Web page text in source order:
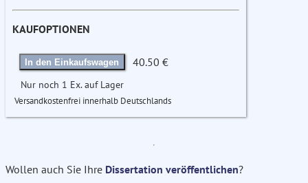
KAUFOPTIONEN
In den Einkaufswagen 40.50 €
Nur noch 1 Ex. auf Lager
Versandkostenfrei innerhalb Deutschlands
Wollen auch Sie Ihre Dissertation veröffentlichen?